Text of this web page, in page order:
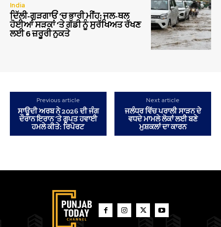
India
ਦਿੱਲੀ-ਗੁੜਗਾਓਂ ‘ਚ ਭਾਰੀ ਮੀਂਹ: ਜਲ-ਥਲ
ਹੋਈਆਂ ਸੜਕਾਂ ‘ਤੇ ਗੱਡੀ ਨੂੰ ਸੁਰੱਖਿਅਤ ਰੱਖਣ
ਲਈ 6 ਜ਼ਰੂਰੀ ਨੁਕਤੇ
Previous article
ਸਾਊਦੀ ਅਰਬ ਨੇ 2026 ਦੀ ਜੰਗ
ਦੌਰਾਨ ਇਰਾਨ ‘ਤੇ ਗੁਪਤ ਹਵਾਈ
ਹਮਲੇ ਕੀਤੇ: ਰਿਪੋਰਟ
Next article
ਜਲੰਧਰ ਵਿੱਚ ਪਰਾਲੀ ਸਾੜਨ ਦੇ
ਵਧਦੇ ਮਾਮਲੇ ਲੋਕਾਂ ਲਈ ਬਣੇ
ਮੁਸ਼ਕਲਾਂ ਦਾ ਕਾਰਨ